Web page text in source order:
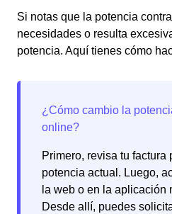
Si notas que la potencia
necesidades o resulta
potencia. Aquí tienes cómo
Primero, revisa tu factura
potencia actual. Luego,
la web o en la aplicación
Desde allí, puedes